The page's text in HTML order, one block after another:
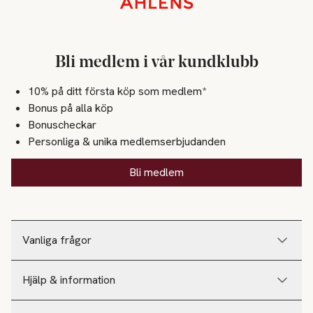
Vanliga frågor
Hjälp & information
Bli medlem i vår kundklubb
10% på ditt första köp som medlem*
Bonus på alla köp
Bonuscheckar
Personliga & unika medlemserbjudanden
Bli medlem